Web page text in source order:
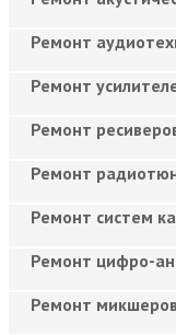
Ремонт
Ремонт
Ремонт
Ремонт
Ремонт систем
Ремонт цифро-
Ремонт микшеров